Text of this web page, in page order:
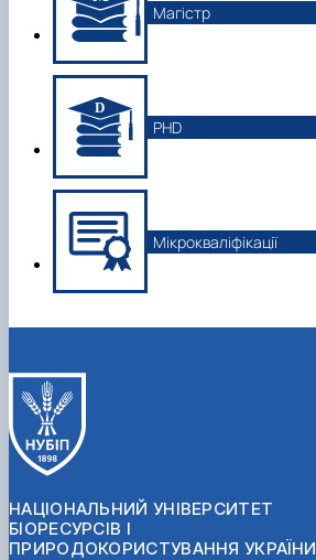
Магістр
PHD
Мікрокваліфікації
НАЦІОНАЛЬНИЙ УНІВЕРСИТЕТ
БІОРЕСУРСІВ І
ПРИРОДОКОРИСТУВАННЯ УКРАЇНИ